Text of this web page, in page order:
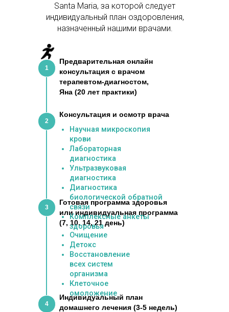
Предварительная онлайн
консультация с врачом
терапевтом-диагностом,
Яна (20 лет практики)
Консультация и осмотр врача
Готовая программа здоровья
или индивидуальная программа
(7, 10, 14, 21 день)
Индивидуальный план
домашнего лечения (3-5 недель)
Santa Maria, за которой следует
индивидуальный план оздоровления,
назначенный нашими врачами.
Научная микроскопия
крови
Лабораторная
диагностика
Ультразвуковая
диагностика
Диагностика
биологической обратной
связи
Комплексные анкеты
здоровья
Очищение
Детокс
Восстановление
всех систем
организма
Клеточное
омоложение
1
2
3
4